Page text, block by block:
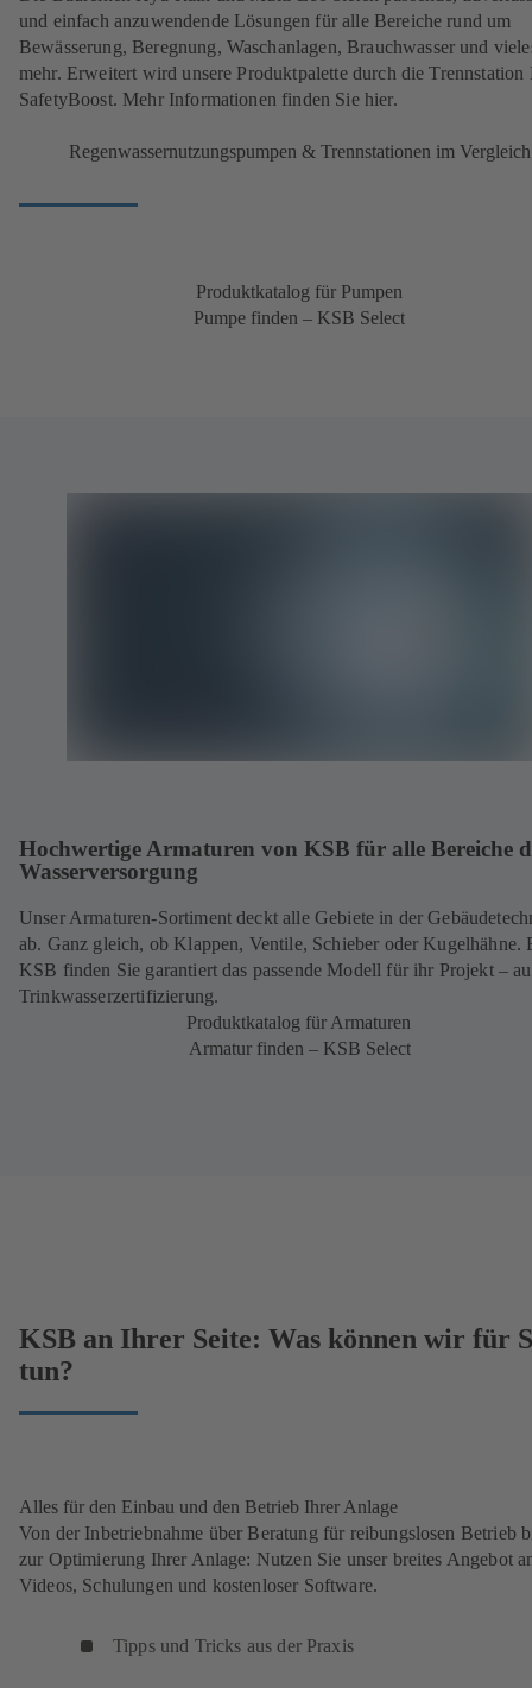
und einfach anzuwendende Lösungen für alle Bereiche rund um
Bewässerung, Beregnung, Waschanlagen, Brauchwasser und
mehr. Erweitert wird unsere Produktpalette durch die Trennstation
SafetyBoost. Mehr Informationen finden Sie hier.
Regenwassernutzungspumpen & Trennstationen im Vergleich
Produktkatalog für Pumpen
Pumpe finden – KSB Select
Hochwertige Armaturen von KSB für alle Bereiche
Wasserversorgung
Unser Armaturen-Sortiment deckt alle Gebiete in der
ab. Ganz gleich, ob Klappen, Ventile, Schieber oder Kugelhähne.
KSB finden Sie garantiert das passende Modell für ihr Projekt –
Trinkwasserzertifizierung.
Produktkatalog für Armaturen
Armatur finden – KSB Select
KSB an Ihrer Seite: Was können wir für
tun?
Alles für den Einbau und den Betrieb Ihrer Anlage
Von der Inbetriebnahme über Beratung für reibungslosen Betrieb
zur Optimierung Ihrer Anlage: Nutzen Sie unser breites Angebot
Videos, Schulungen und kostenloser Software.
Tipps und Tricks aus der Praxis(